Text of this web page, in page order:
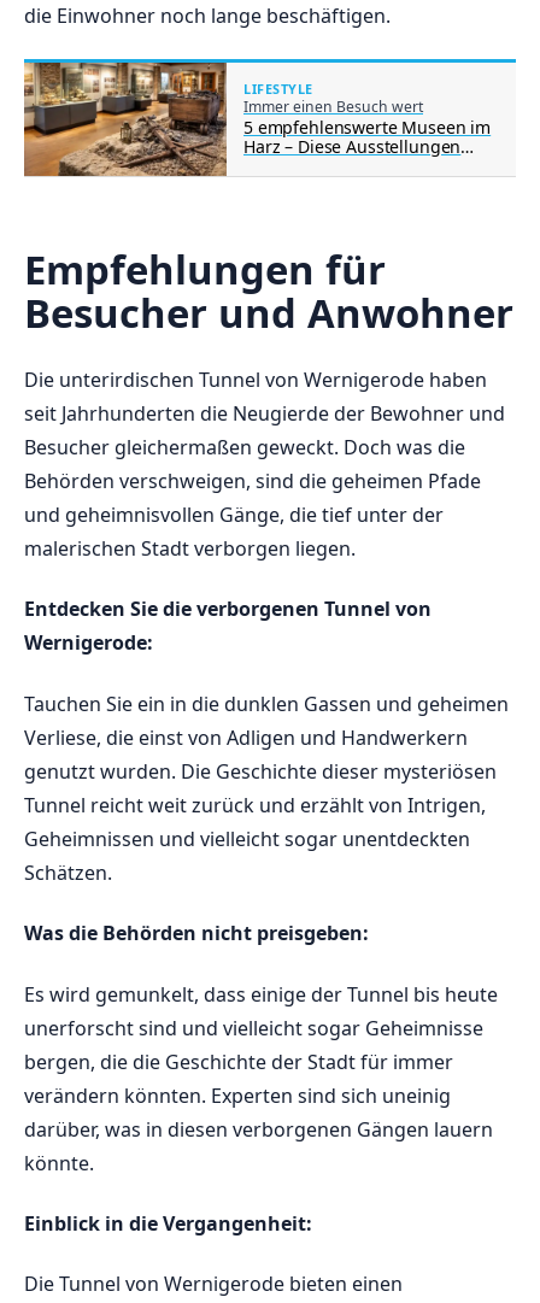
⁣die Einwohner noch ​lange beschäftigen.
LIFESTYLE
Immer einen Besuch wert
5 empfehlenswerte Museen im
Harz – Diese Ausstellungen
und Natur der Region
Empfehlungen für
Besucher und Anwohner
Die unterirdischen Tunnel‌ von Wernigerode haben
seit Jahrhunderten die Neugierde der Bewohner und‌
Besucher gleichermaßen geweckt. Doch ‍was ⁣die
Behörden verschweigen, ‌sind die geheimen Pfade
und ​geheimnisvollen Gänge, die ⁢tief unter der
malerischen Stadt ⁣verborgen​ liegen.
Entdecken Sie die verborgenen⁣ Tunnel von
Wernigerode:
Tauchen Sie ein in die dunklen Gassen ⁤und geheimen‍
Verliese, die ⁣einst von Adligen⁤ und Handwerkern
genutzt ‍wurden.‍ Die Geschichte dieser mysteriösen
Tunnel⁤ reicht‍ weit zurück und erzählt​ von ​Intrigen,
‌Geheimnissen und vielleicht sogar unentdeckten
Schätzen.
Was die Behörden⁣ nicht ⁢preisgeben:
Es wird gemunkelt, dass einige der Tunnel bis ⁣heute⁣
unerforscht ⁤sind ​und vielleicht ⁢sogar Geheimnisse
‌bergen, die​ die Geschichte der ⁣Stadt für immer
verändern könnten. Experten sind ⁢sich ⁢uneinig
darüber, was in diesen⁣ verborgenen​ Gängen lauern
könnte.
Einblick in die Vergangenheit:
Die Tunnel‍ von Wernigerode bieten​ einen​